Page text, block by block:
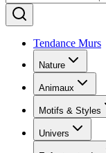
Tendance Murs
Nature
Animaux
Motifs & Styles
Univers